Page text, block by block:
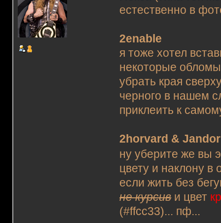
естественно в
2enable
я тоже хотел
некоторые
убрать края
черного в нашем
приклеить к
2horvard &
ну уберите же вы
цвету и наклону в
если жить без
не курсиви цвет
(#ffcc33)... пф...